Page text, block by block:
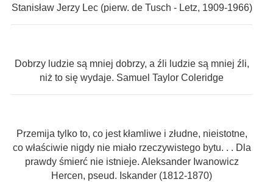
Stanisław Jerzy Lec (pierw. de Tusch - Letz, 1909-1966)
Dobrzy ludzie są mniej dobrzy, a źli ludzie są mniej źli,
niż to się wydaje. Samuel Taylor Coleridge
Przemija tylko to, co jest kłamliwe i złudne, nieistotne,
co właściwie nigdy nie miało rzeczywistego bytu. . . Dla
prawdy śmierć nie istnieje. Aleksander Iwanowicz
Hercen, pseud. Iskander (1812-1870)